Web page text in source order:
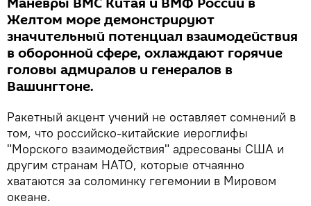
Желтом море демонстрируют
значительный потенциал взаимодействия
в оборонной сфере, охлаждают горячие
головы адмиралов и генералов в
Вашингтоне.
Ракетный акцент учений не оставляет сомнений в
том, что российско-китайские иероглифы
"Морского взаимодействия" адресованы США и
другим странам НАТО, которые отчаянно
хватаются за соломинку гегемонии в Мировом
океане.